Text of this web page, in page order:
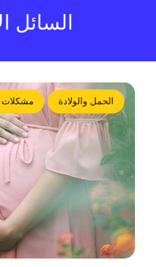
السائل
الحمل والولادة مشكلات